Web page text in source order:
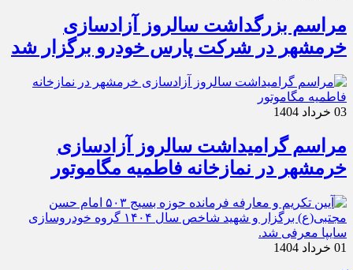
مراسم بزرگداشت سالروز آزادسازی
خرمشهر در شرکت پارس خودرو برگزار شد
03 خرداد 1404
مراسم گرامیداشت سالروز آزادسازی
خرمشهر در نمازخانه فاطمیه مگاموتور
01 خرداد 1404